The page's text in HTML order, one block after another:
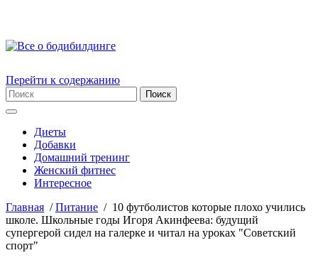
Перейти к содержанию
Диеты
Добавки
Домашний тренинг
Женский фитнес
Интересное
Главная /Питание / 10 футболистов которые плохо учились
школе. Школьные годы Игоря Акинфеева: будущий
супергерой сидел на галерке и читал на уроках "Советский
спорт"